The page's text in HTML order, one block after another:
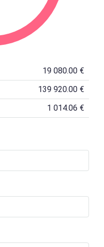
19 080.00 €
139 920.00 €
1 014.06 €